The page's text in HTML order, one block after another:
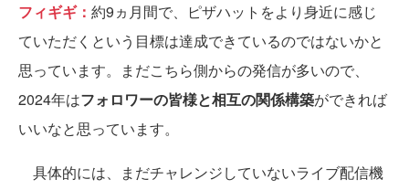
フィギギ： 約9ヵ月間で、ピザハットをより身近に感じ
ていただくという目標は達成できているのではないかと
思っています。まだこちら側からの発信が多いので、
2024年はフォロワーの皆様と相互の関係構築ができれば
いいなと思っています。
具体的には、まだチャレンジしていないライブ配信機